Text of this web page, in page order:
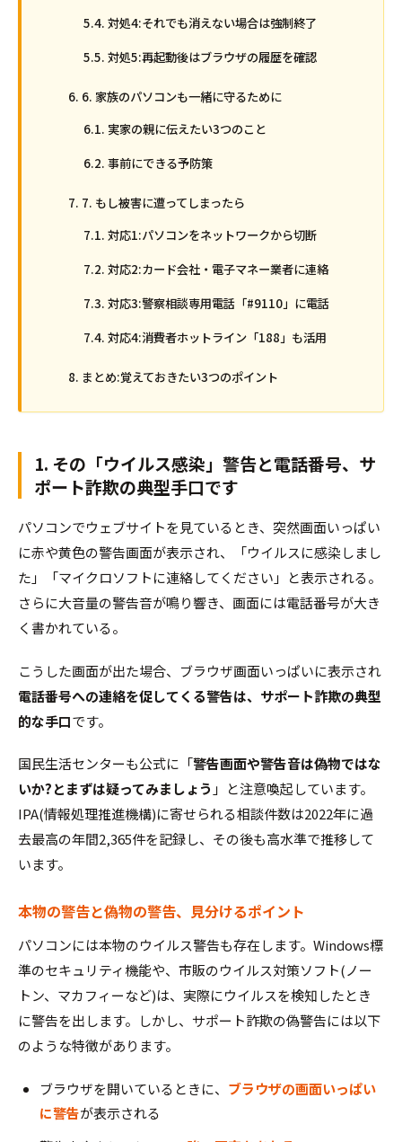
対処4:それでも消えない場合は強制終了
対処5:再起動後はブラウザの履歴を確認
6. 家族のパソコンも一緒に守るために
実家の親に伝えたい3つのこと
事前にできる予防策
7. もし被害に遭ってしまったら
対応1:パソコンをネットワークから切断
対応2:カード会社・電子マネー業者に連絡
対応3:警察相談専用電話「#9110」に電話
対応4:消費者ホットライン「188」も活用
まとめ:覚えておきたい3つのポイント
1. その「ウイルス感染」警告と電話番号、サ
ポート詐欺の典型手口です
パソコンでウェブサイトを見ているとき、突然画面いっぱい
に赤や黄色の警告画面が表示され、「ウイルスに感染しまし
た」「マイクロソフトに連絡してください」と表示される。
さらに大音量の警告音が鳴り響き、画面には電話番号が大き
く書かれている――。
こうした画面が出た場合、ブラウザ画面いっぱいに表示され
電話番号への連絡を促してくる警告は、サポート詐欺の典型
的な手口です。
国民生活センターも公式に「警告画面や警告音は偽物ではな
いか?とまずは疑ってみましょう 」と注意喚起しています。
IPA(情報処理推進機構)に寄せられる相談件数は2022年に過
去最高の年間2,365件を記録し、その後も高水準で推移して
います。
本物の警告と偽物の警告、見分けるポイント
パソコンには本物のウイルス警告も存在します。Windows標
準のセキュリティ機能や、市販のウイルス対策ソフト(ノー
トン、マカフィーなど)は、実際にウイルスを検知したとき
に警告を出します。しかし、サポート詐欺の偽警告には以下
のような特徴があります。
ブラウザを開いているときに、 ブラウザの画面いっぱい
に警告が表示される